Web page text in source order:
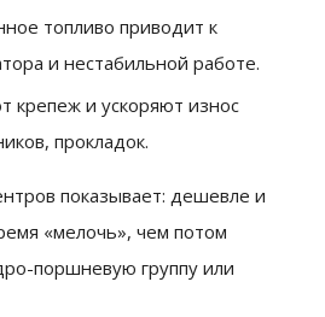
топливо приводит к
и нестабильной работе.
крепеж и ускоряют износ
прокладок.
показывает: дешевле и
«мелочь», чем потом
поршневую группу или